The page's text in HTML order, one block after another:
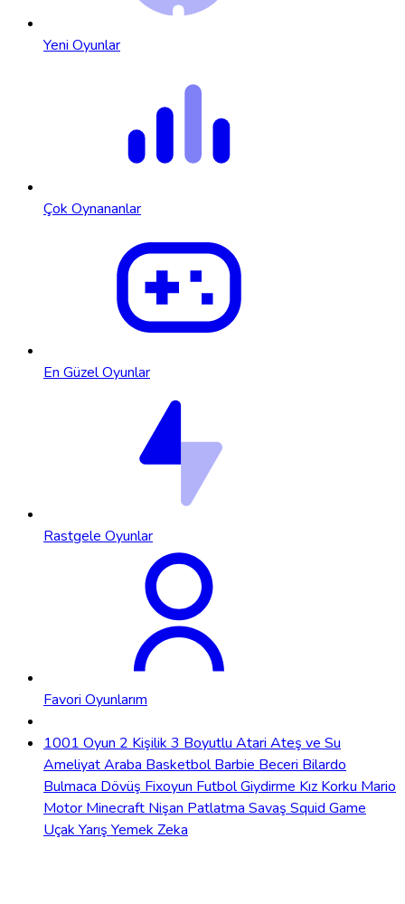
Yeni Oyunlar
Çok Oynananlar
En Güzel Oyunlar
Rastgele Oyunlar
Favori Oyunlarım
1001 Oyun 2 Kişilik 3 Boyutlu Atari Ateş ve Su
AmeliyatAraba BasketbolBarbie Beceri Bilardo
Bulmaca Dövüş Fixoyun FutbolGiydirme Kız Korku Mario
Motor Minecraft Nişan Patlatma Savaş Squid Game
Uçak Yarış Yemek Zeka